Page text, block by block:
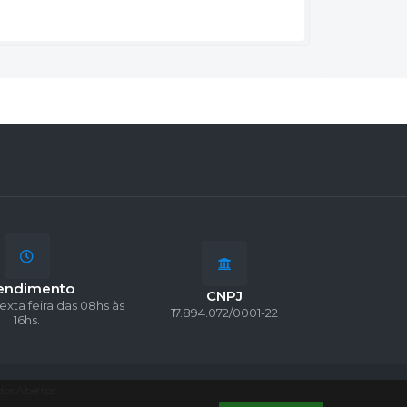
feira das 08hs às
16hs.
CNPJ
17.894.072/0001-22